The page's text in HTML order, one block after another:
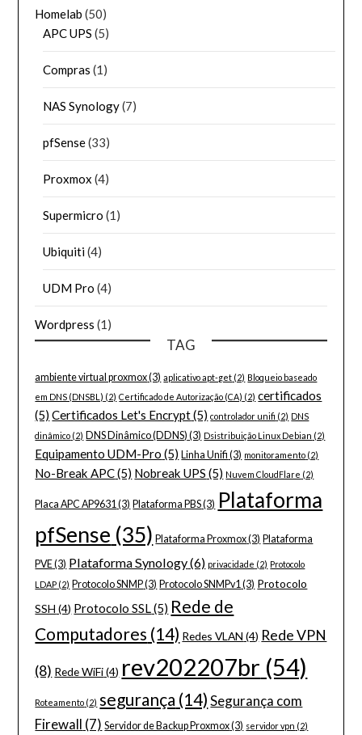
Homelab (50)
APC UPS (5)
Compras (1)
NAS Synology(7)
pfSense(33)
Proxmox (4)
Supermicro (1)
Ubiquiti(4)
UDM Pro (4)
Wordpress (1)
TAG
ambiente virtual proxmox(3) aplicativo apt-get (2) Bloqueio baseado
em DNS (DNSBL) (2) Certificado de Autorização (CA) (2) certificados
(5) Certificados Let's Encrypt(5) controlador unifi (2) DNS
dinâmico (2) DNS Dinâmico (DDNS) (3) Dsistribuição Linux Debian (2)
Equipamento UDM-Pro (5) Linha Unifi (3) monitoramento (2)
No-Break APC(5) Nobreak UPS (5) Nuvem CloudFlare (2)
Placa APC AP9631 (3) Plataforma PBS(3) Plataforma
pfSense (35) Plataforma Proxmox(3) Plataforma
PVE(3) Plataforma Synology(6) privacidade (2) Protocolo
LDAP (2) Protocolo SNMP(3) Protocolo SNMPv1 (3) Protocolo
SSH (4) Protocolo SSL(5) Rede de
Computadores (14) Redes VLAN (4) Rede VPN
(8) Rede WiFi(4) rev202207br (54)
Roteamento (2) segurança (14) Segurança com
Firewall (7) Servidor de Backup Proxmox(3) servidor vpn (2)